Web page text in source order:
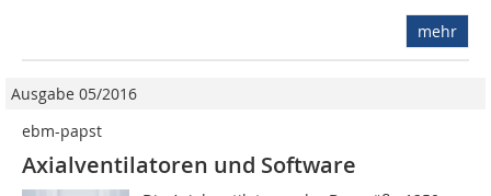
mehr
Ausgabe 05/2016
ebm-papst
Axialventilatoren und Software